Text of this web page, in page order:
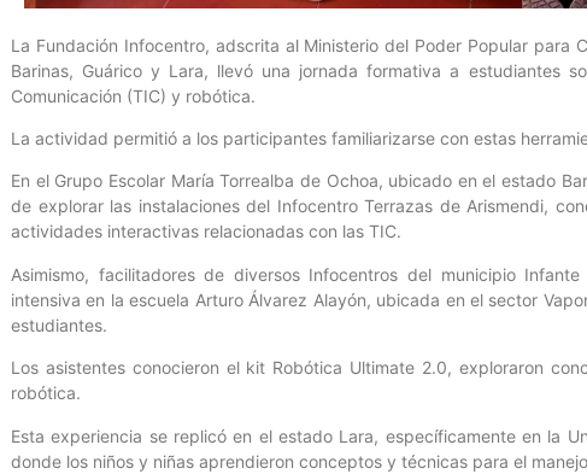
La Fundación Infocentro, adscrita al Ministerio del Poder Popular para
Barinas, Guárico y Lara, llevó una jornada formativa a estudiantes
Comunicación (TIC) y robótica.
La actividad permitió a los participantes familiarizarse con estas
En el Grupo Escolar María Torrealba de Ochoa, ubicado en el estado
de explorar las instalaciones del Infocentro Terrazas de Arismendi,
actividades interactivas relacionadas con las TIC.
Asimismo, facilitadores de diversos Infocentros del municipio
intensiva en la escuela Arturo Álvarez Alayón, ubicada en el sector
estudiantes.
Los asistentes conocieron el kit Robótica Ultimate 2.0, exploraron
robótica.
Esta experiencia se replicó en el estado Lara, específicamente en la
donde los niños y niñas aprendieron conceptos y técnicas para el